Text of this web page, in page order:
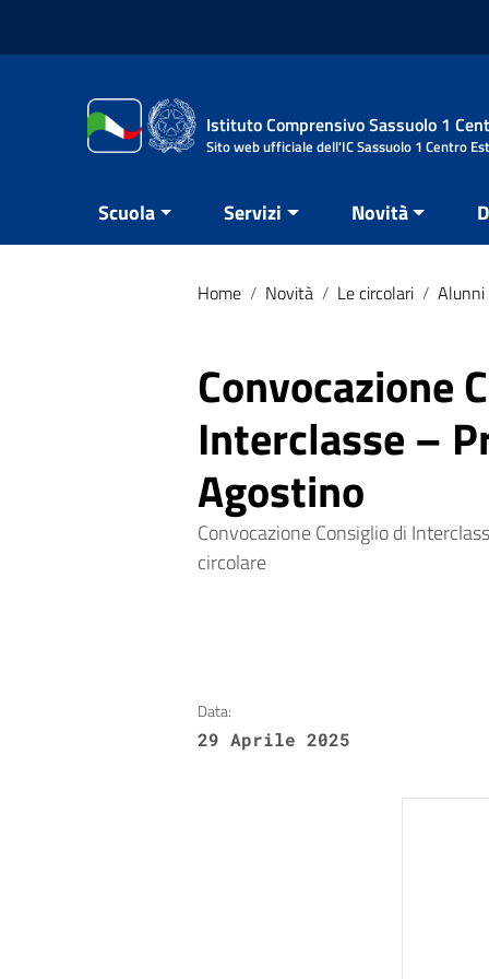
Istituto Comprensivo Sassuolo 1
Sito web ufficiale dell'IC Sassuolo 1 Centro Est
Scuola Servizi Novità
Home / Novità / Le circolari / Alunni
Convocazione
Interclasse –
Agostino
Convocazione Consiglio di
circolare
Data:
29 Aprile 2025